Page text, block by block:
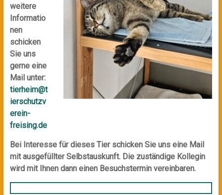
weitere
Informatio
nen
schicken
Sie uns
gerne eine
Mail unter:
tierheim@t
ierschutzv
erein-
freising.de
Bei Interesse für dieses Tier schicken Sie uns eine Mail
mit ausgefüllter Selbstauskunft. Die zuständige Kollegin
wird mit Ihnen dann einen Besuchstermin vereinbaren.